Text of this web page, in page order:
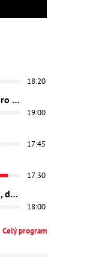
18:20
Šťastný nový rok 2: Dobro došli
19:00
17:45
17:30
Bučkovci 2 - Slnko, seno, dedina
18:00
Celý program